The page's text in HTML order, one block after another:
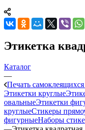
Этикетка
Каталог
—
Печать
Этикетки круглые
овальныеЭтикетки
круглыеСтикеры
фигурныеНаборы